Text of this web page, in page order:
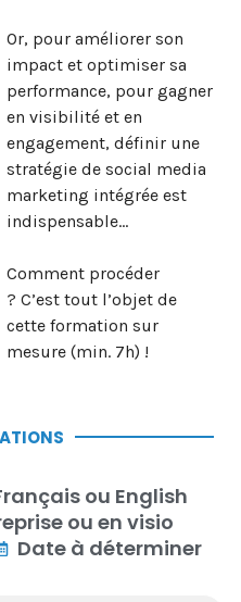
Or, pour améliorer son
impact et optimiser sa
performance, pour gagner
en visibilité et en
engagement, définir une
stratégie de social media
marketing intégrée est
indispensable…
Comment procéder
? C’est tout l’objet de
cette formation sur
mesure (min. 7h) !
ou English
ou en visio
Date à déterminer